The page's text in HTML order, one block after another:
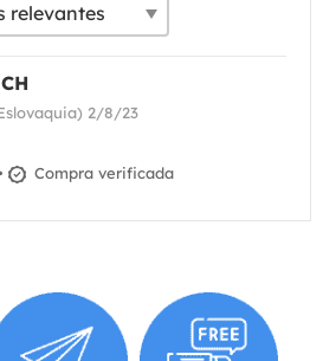
2/8/23
Compra verificada